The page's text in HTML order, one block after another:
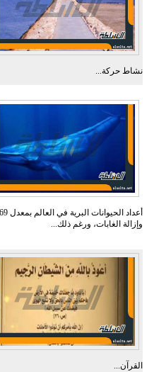
نشاط حركة...
وإزالة الغابات، ورغم ذلك...
القرآن...